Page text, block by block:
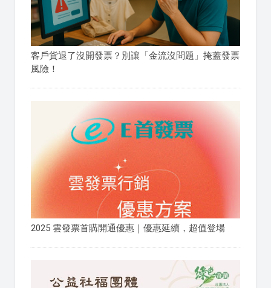
客戶貨退了沒開發票？別讓「金流沒問題」掩蓋發票
風險！
2025 雲發票首購開通優惠｜優惠延續，超值登場